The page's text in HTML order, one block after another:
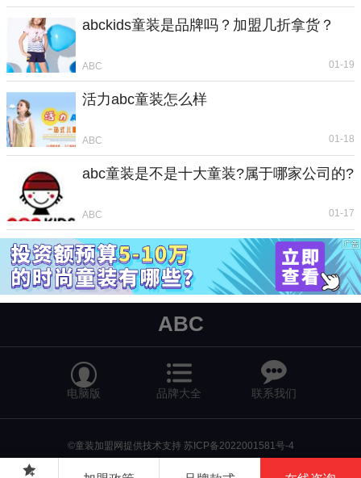
abckids童装是品牌吗？加盟几折拿货？
ABC 01-19
活力abc童装怎么样
ABC 01-18
abc童装是不是十大童装?属于哪家公司的?
ABC 01-17
ABC

电脑版 品牌大全

联系我们
©童装加盟网提供技术支持 苏ICP备2022001581号-4